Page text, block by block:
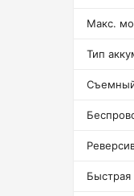
Макс.
Тип
Быстрая